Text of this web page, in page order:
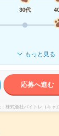
30代
もっと見る
応募へ進む
株式会社バイトレ（キャ